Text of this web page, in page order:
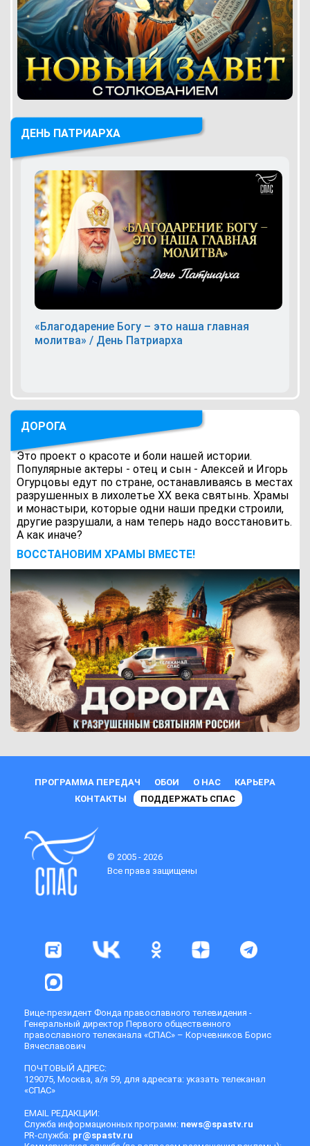
ДЕНЬ ПАТРИАРХА
«Благодарение Богу – это наша главная
молитва» / День Патриарха
ДОРОГА
Это проект о красоте и боли нашей истории.
Популярные актеры - отец и сын - Алексей и Игорь
Огурцовы едут по стране, останавливаясь в местах
разрушенных в лихолетье ХХ века святынь. Храмы
и монастыри, которые одни наши предки строили,
другие разрушали, а нам теперь надо восстановить.
А как иначе?
ВОCСТАНОВИМ ХРАМЫ ВМЕСТЕ!
ПРОГРАММА ПЕРЕДАЧ ОБОИ О НАС
КАРЬЕРА
КОНТАКТЫ
ПОДДЕРЖАТЬ СПАС
© 2005 - 2026
Все права защищены
Вице-президент Фонда православного телевидения -
Генеральный директор Первого общественного
православного телеканала «СПАС» – Корчевников Борис
Вячеславович
ПОЧТОВЫЙ АДРЕС:
129075, Москва, а/я 59, для адресата: указать телеканал
«СПАС»
EMAIL РЕДАКЦИИ:
Служба информационных программ: news@spastv.ru
PR-служба: pr@spastv.ru